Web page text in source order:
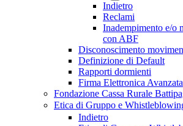
Indietro
Reclami
Inadempimento e/o
con ABF
Disconoscimento
Definizione di Default
Rapporti dormienti
Firma Elettronica Avanzata
Fondazione Cassa Rurale
Etica di Gruppo e
Indietro